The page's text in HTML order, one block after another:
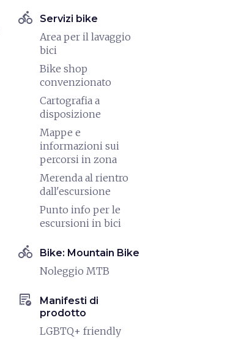
directions_bike Servizi bike
Area per il lavaggio
bici
Bike shop
convenzionato
Cartografia a
disposizione
Mappe e
informazioni sui
percorsi in zona
Merenda al rientro
dall'escursione
Punto info per le
escursioni in bici
directions_bike Bike: Mountain Bike
Noleggio MTB
order_approve
Manifesti di
prodotto
LGBTQ+ friendly